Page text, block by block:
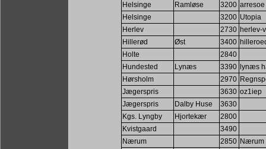
Helsinge
Ramløse 3200 arresoe
Helsinge
3200 Utopia
Herlev
2730 herlev-
Hillerød
Øst 3400
Holte
2840
Hundested
Lynæs 3390
lynæs
Hørsholm
2970
Jægerspris
3630 oz1iep
Jægerspris
Dalby Huse
3630
Kgs. Lyngby
Hjortekær
2800
Kvistgaard
3490
Nærum
2850 Nærum